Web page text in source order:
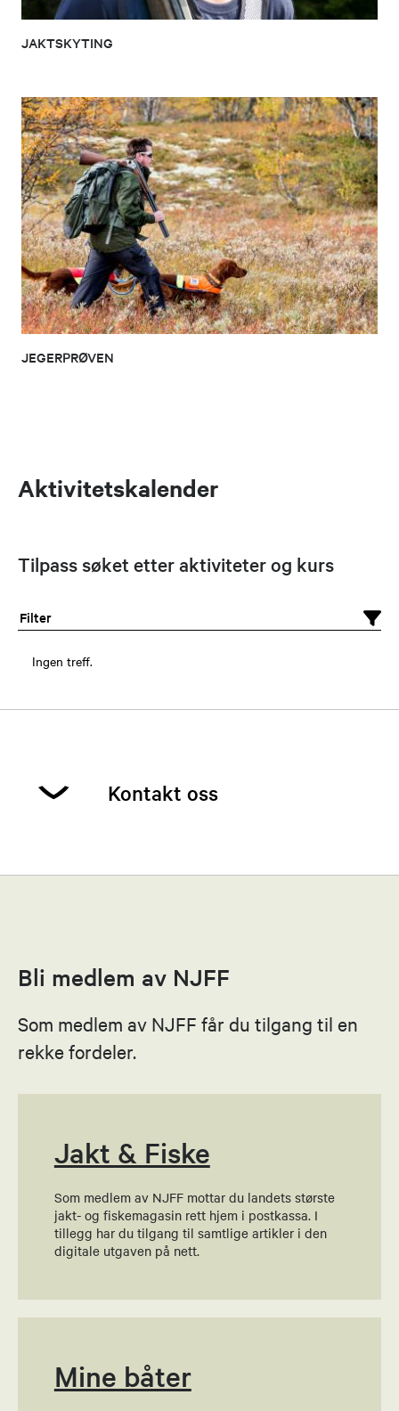
JAKTSKYTING
JEGERPRØVEN
Aktivitetskalender
Tilpass søket etter aktiviteter og kurs
Filter
Ingen treff.
Kontakt oss
Send epost
Mats Nordnes
Send epost
Stein Engebret Storsnes
Styremedlem
Send epost
Dag Arne Berget
Bli medlem av NJFF
Som medlem av NJFF får du tilgang til en
rekke fordeler.
Jakt & Fiske
Som medlem av NJFF mottar du landets største
jakt- og fiskemagasin rett hjem i postkassa. I
tillegg har du tilgang til samtlige artikler i den
digitale utgaven på nett.
Mine båter